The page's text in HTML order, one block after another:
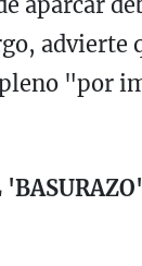
advierte
"por
'BASURAZO'